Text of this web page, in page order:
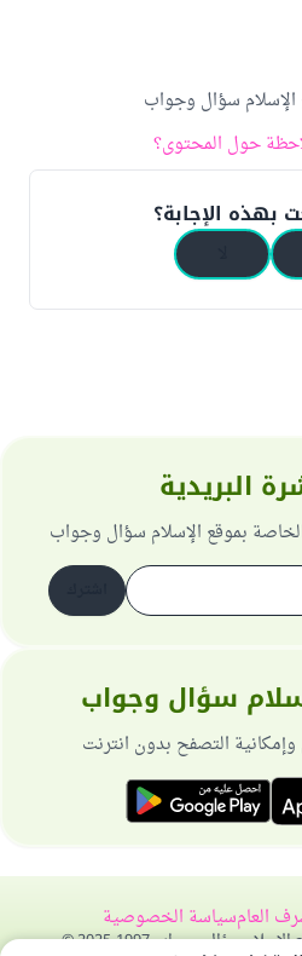
سؤال وجواب
حول المحتوى؟
بهذه الإجابة؟
البريدية
بموقع الإسلام سؤال وجواب
سؤال وجواب
التصفح بدون انترنت
العامسياسة الخصوصية
سؤال وجواب 1997-2025 ©